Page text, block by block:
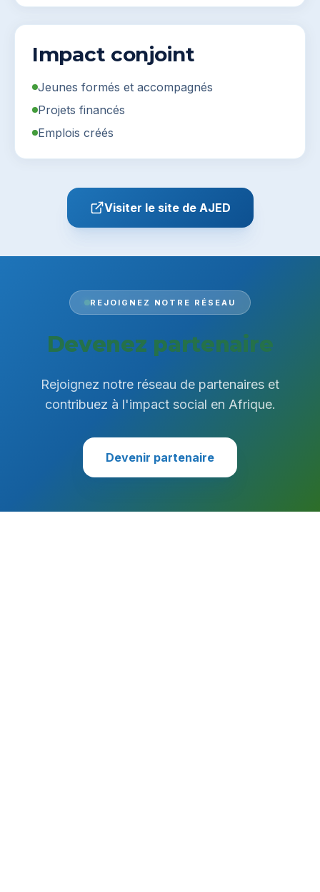
Impact conjoint
Jeunes formés et accompagnés
Projets financés
Emplois créés
Visiter le site de AJED
REJOIGNEZ NOTRE RÉSEAU
Devenez partenaire
Rejoignez notre réseau de partenaires et
contribuez à l'impact social en Afrique.
Devenir partenaire